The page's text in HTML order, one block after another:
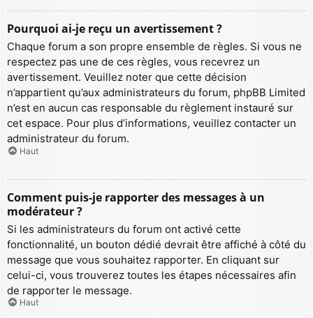
Pourquoi ai-je reçu un avertissement ?
Chaque forum a son propre ensemble de règles. Si vous ne
respectez pas une de ces règles, vous recevrez un
avertissement. Veuillez noter que cette décision
n’appartient qu’aux administrateurs du forum, phpBB Limited
n’est en aucun cas responsable du règlement instauré sur
cet espace. Pour plus d’informations, veuillez contacter un
administrateur du forum.
Haut
Comment puis-je rapporter des messages à un
modérateur ?
Si les administrateurs du forum ont activé cette
fonctionnalité, un bouton dédié devrait être affiché à côté du
message que vous souhaitez rapporter. En cliquant sur
celui-ci, vous trouverez toutes les étapes nécessaires afin
de rapporter le message.
Haut